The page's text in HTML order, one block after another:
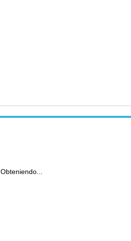
Obteniendo...